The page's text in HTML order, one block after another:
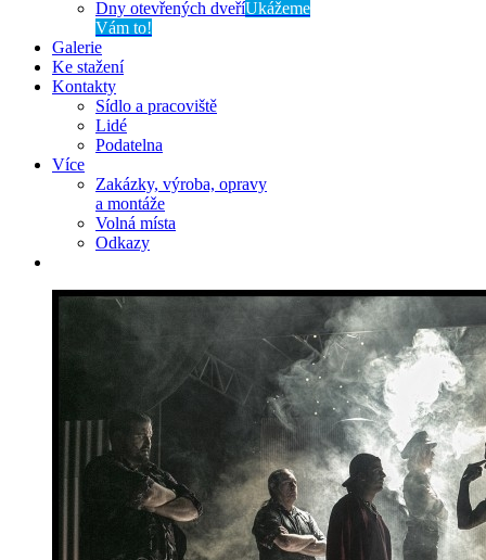
Dny otevřených dveříUkážeme
Vám to!
Galerie
Ke stažení
Kontakty
Sídlo a pracoviště
Lidé
Podatelna
Více
Zakázky, výroba, opravy
a montáže
Volná místa
Odkazy